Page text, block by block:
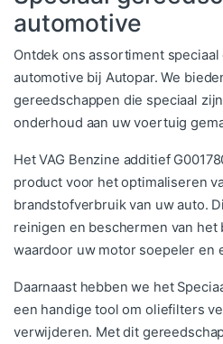
automotive
Ontdek ons assortiment
automotive bij Autopar. We
gereedschappen die speciaal
onderhoud aan uw voertuig
Het VAG Benzine additief
product voor het optimaliseren
brandstofverbruik van uw auto.
reinigen en beschermen van het
waardoor uw motor soepeler en
Daarnaast hebben we het
een handige tool om oliefilters
verwijderen. Met dit